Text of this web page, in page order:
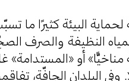
البيئة كثيرًا ما
النظيفة والصرف
مناخيًّا» أو
وفي البلدان الجافّة،